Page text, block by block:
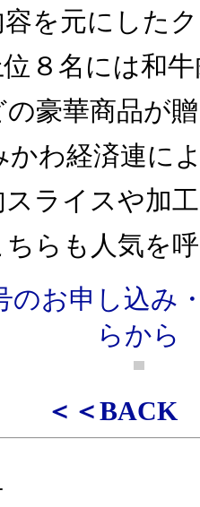
容を元にした
８名には和
豪華商品が
かわ経済連に
ライスや加
らも人気を
のお申し込み
らから
＜＜BACK